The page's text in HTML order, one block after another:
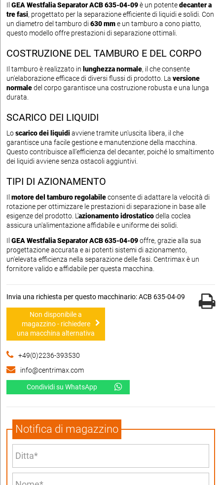
Il GEA Westfalia Separator ACB 635-04-09è un potentedecanter a
tre fasi, progettato per la separazione efficiente di liquidi e solidi. Con
un diametro del tamburo di 630 mme un tamburo a cono piatto,
questo modello offre prestazioni di separazione ottimali.
COSTRUZIONE DEL TAMBURO E DEL CORPO
Il tamburo è realizzato in lunghezza normale, il che consente
un'elaborazione efficace di diversi flussi di prodotto. La versione
normaledel corpo garantisce una costruzione robusta e una lunga
durata.
SCARICO DEI LIQUIDI
Loscarico dei liquidi avviene tramite un'uscita libera, il che
garantisce una facile gestione e manutenzione della macchina.
Questo contribuisce all'efficienza del decanter, poiché lo smaltimento
dei liquidi avviene senza ostacoli aggiuntivi.
TIPI DI AZIONAMENTO
Il motore del tamburo regolabileconsente di adattare la velocità di
rotazione per ottimizzare le prestazioni di separazione in base alle
esigenze del prodotto. L'azionamento idrostaticodella coclea
assicura un'alimentazione affidabile e uniforme dei solidi.
Il GEA Westfalia Separator ACB 635-04-09offre, grazie alla sua
progettazione accurata e ai potenti sistemi di azionamento,
un'elevata efficienza nella separazione delle fasi. Centrimax è un
fornitore valido e affidabile per questa macchina.
Invia una richiesta per questo macchinario: ACB 635-04-09
Non disponibile a
magazzino - richiedere
una macchina alternativa
+49(0)2236-393530
info@centrimax.com
Condividi su WhatsApp
Notifica di magazzino